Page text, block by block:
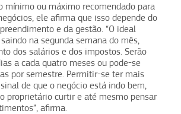
mínimo ou máximo recomendado para
ele afirma que isso depende do
e da gestão. “O ideal
na segunda semana do mês,
dos salários e dos impostos. Serão
a cada quatro meses ou pode-se
por semestre. Permitir-se ter mais
de que o negócio está indo bem,
proprietário curtir e até mesmo pensar
afirma.